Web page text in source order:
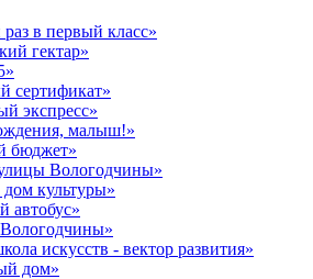
в первый класс»
гектар»
сертификат»
экспресс»
малыш!»
бюджет»
Вологодчины»
культуры»
автобус»
искусств - вектор развития»
дом»